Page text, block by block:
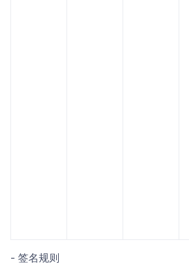
- 签名规则